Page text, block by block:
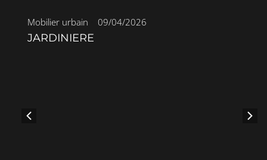
Mobilier urbain 09/04/2026
JARDINIERE